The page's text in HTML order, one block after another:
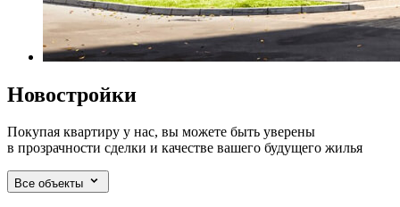
Новостройки
Покупая квартиру у нас, вы можете быть уверены
в прозрачности сделки и качестве вашего будущего жилья
Все объекты